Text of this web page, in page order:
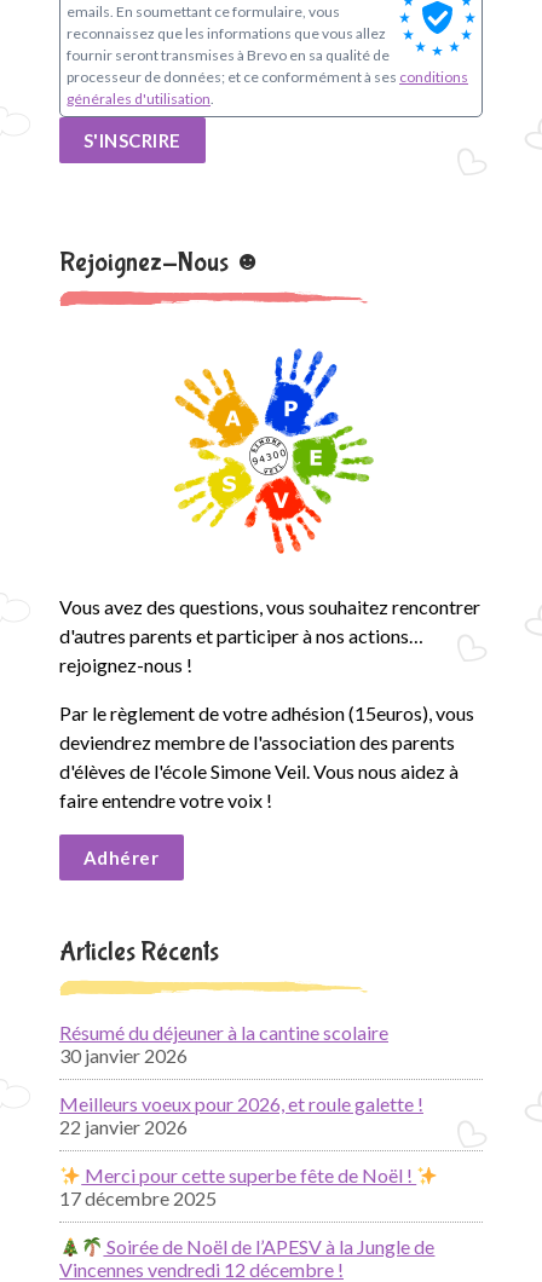
emails. En soumettant ce formulaire, vous
reconnaissez que les informations que vous allez
fournir seront transmises à Brevo en sa qualité de
processeur de données; et ce conformément à ses conditions
générales d'utilisation.
S'INSCRIRE
Rejoignez-Nous ☻
Vous avez des questions, vous souhaitez rencontrer
d'autres parents et participer à nos actions…
rejoignez-nous !
Par le règlement de votre adhésion (15euros), vous
deviendrez membre de l'association des parents
d'élèves de l'école Simone Veil. Vous nous aidez à
faire entendre votre voix !
Adhérer
Articles Récents
Résumé du déjeuner à la cantine scolaire
30 janvier 2026
Meilleurs voeux pour 2026, et roule galette !
22 janvier 2026
Merci pour cette superbe fête de Noël !
17 décembre 2025
Soirée de Noël de l’APESV à la Jungle de
Vincennes vendredi 12 décembre !